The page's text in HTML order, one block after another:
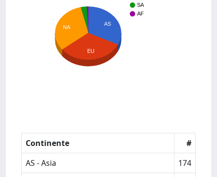
SA
AF
AS
NA
EU
Continente
#
AS - Asia
174